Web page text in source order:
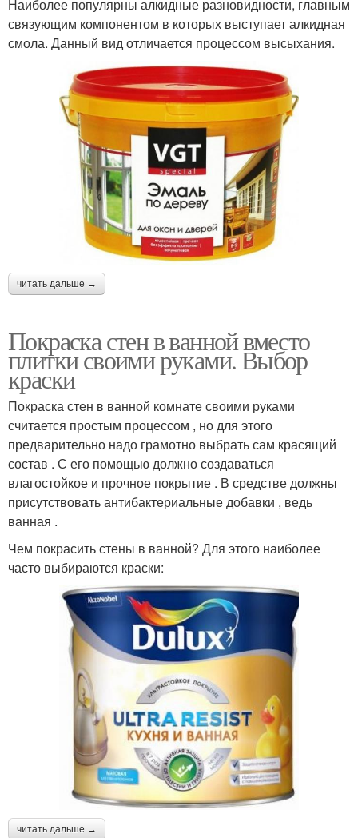
Наиболее популярны алкидные разновидности, главным
связующим компонентом в которых выступает алкидная
смола. Данный вид отличается процессом высыхания.
читать дальше →
Покраска стен в ванной вместо
плитки своими руками. Выбор
краски
Покраска стен в ванной комнате своими руками
считается простым процессом , но для этого
предварительно надо грамотно выбрать сам красящий
состав . С его помощью должно создаваться
влагостойкое и прочное покрытие . В средстве должны
присутствовать антибактериальные добавки , ведь
ванная .
Чем покрасить стены в ванной? Для этого наиболее
часто выбираются краски:
читать дальше →